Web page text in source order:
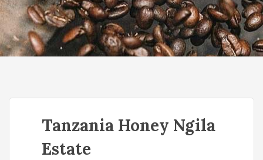
o
n
Tanzania Honey Ngila
Estate